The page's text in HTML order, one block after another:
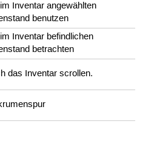
Inventar angewählten
benutzen
Inventar befindlichen
betrachten
das Inventar scrollen.